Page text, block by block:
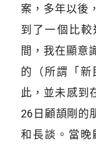
案，多年以後
到了一個比
間，我在顯意
的（所謂「新
此，並未感到
26日顧頡剛的
和長談。當晚